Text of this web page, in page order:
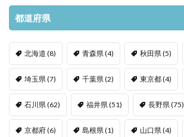
都道府県
北海道 (8) 青森県(4) 秋田県(5)
埼玉県(7) 千葉県(2) 東京都(4)
石川県(62) 福井県(51) 長野県(75)
京都府(6) 島根県(1) 山口県(4)